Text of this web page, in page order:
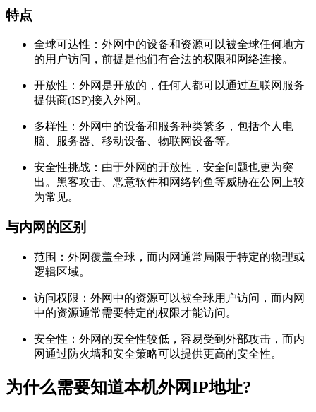
特点
全球可达性：外网中的设备和资源可以被全球任何地方
的用户访问，前提是他们有合法的权限和网络连接。
开放性：外网是开放的，任何人都可以通过互联网服务
提供商(ISP)接入外网。
多样性：外网中的设备和服务种类繁多，包括个人电
脑、服务器、移动设备、物联网设备等。
安全性挑战：由于外网的开放性，安全问题也更为突
出。黑客攻击、恶意软件和网络钓鱼等威胁在公网上较
为常见。
与内网的区别
范围：外网覆盖全球，而内网通常局限于特定的物理或
逻辑区域。
访问权限：外网中的资源可以被全球用户访问，而内网
中的资源通常需要特定的权限才能访问。
安全性：外网的安全性较低，容易受到外部攻击，而内
网通过防火墙和安全策略可以提供更高的安全性。
为什么需要知道本机外网IP地址?